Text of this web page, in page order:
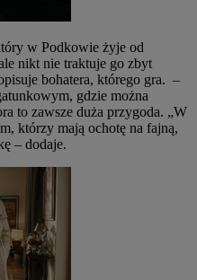
w Podkowie żyje od
nikt nie traktuje go zbyt
bohatera, którego gra. –
gdzie można
to zawsze duża przygoda. „W
którzy mają ochotę na fajną,
– dodaje.